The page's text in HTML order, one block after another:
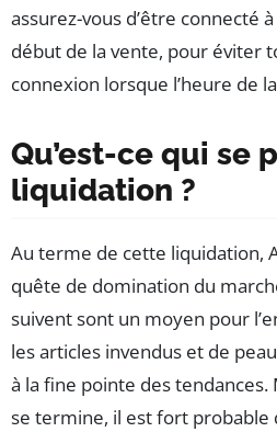
assurez-vous d’être connecté
début de la vente, pour éviter
connexion lorsque l’heure de
Qu’est-ce qui se
liquidation ?
Au terme de cette liquidation,
quête de domination du
suivent sont un moyen pour
les articles invendus et de
à la fine pointe des
se termine, il est fort probable